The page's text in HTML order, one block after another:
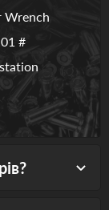
Wrench
#